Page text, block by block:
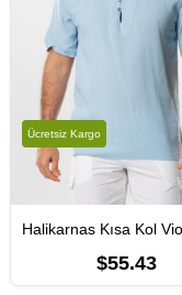
$55.43
Ücretsiz Kargo